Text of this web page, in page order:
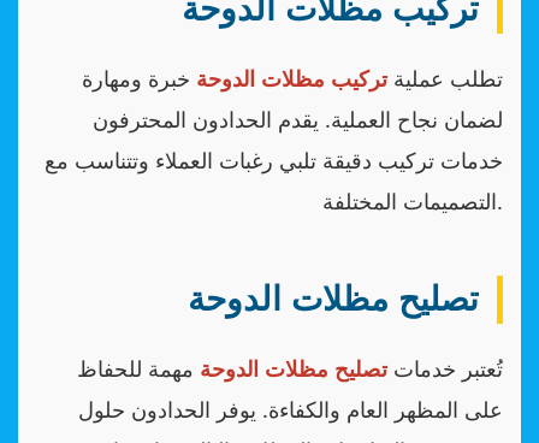
تركيب مظلات الدوحة
تطلب عمليةتركيب مظلات الدوحة خبرة ومهارة
لضمان نجاح العملية. يقدم الحدادون المحترفون
خدمات تركيب دقيقة تلبي رغبات العملاء وتتناسب مع
التصميمات المختلفة.
تصليح مظلات الدوحة
تُعتبر خدماتتصليح مظلات الدوحة مهمة للحفاظ
على المظهر العام والكفاءة. يوفر الحدادون حلول